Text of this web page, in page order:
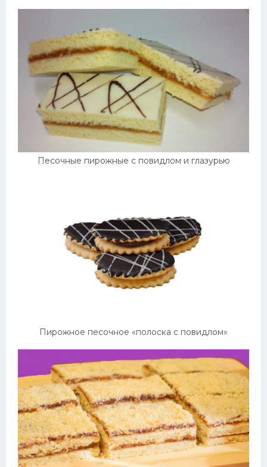
Песочные пирожные с повидлом и глазурью
Пирожное песочное «полоска с повидлом»